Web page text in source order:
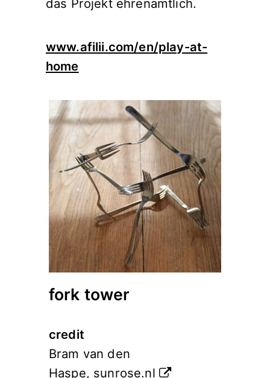
das Projekt ehrenamtlich.
www.afilii.com/en/play-at-
home
fork tower
credit
Bram van den
Haspe, sunrose.nl